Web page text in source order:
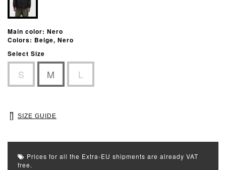
Main color: Nero
Colors: Beige, Nero
Select Size
S M L
SIZE GUIDE
Prices for all the Extra-EU shipments are already VAT
free.